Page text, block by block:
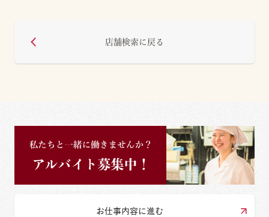
店舗検索に戻る
お仕事内容に進む